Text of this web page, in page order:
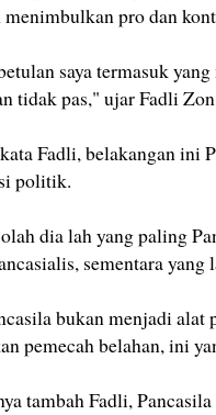
menimbulkan pro dan
saya termasuk
tidak pas," ujar Fadli
Fadli, belakangan ini
politik.
dia lah yang paling
sementara
bukan menjadi alat
pemecah belahan, ini
tambah Fadli,